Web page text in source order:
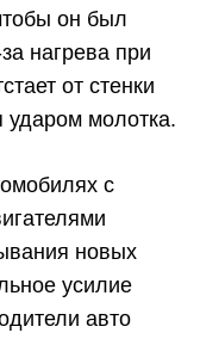
он был
нагрева при
от стенки
ударом молотка.
с
новых
усилие
авто